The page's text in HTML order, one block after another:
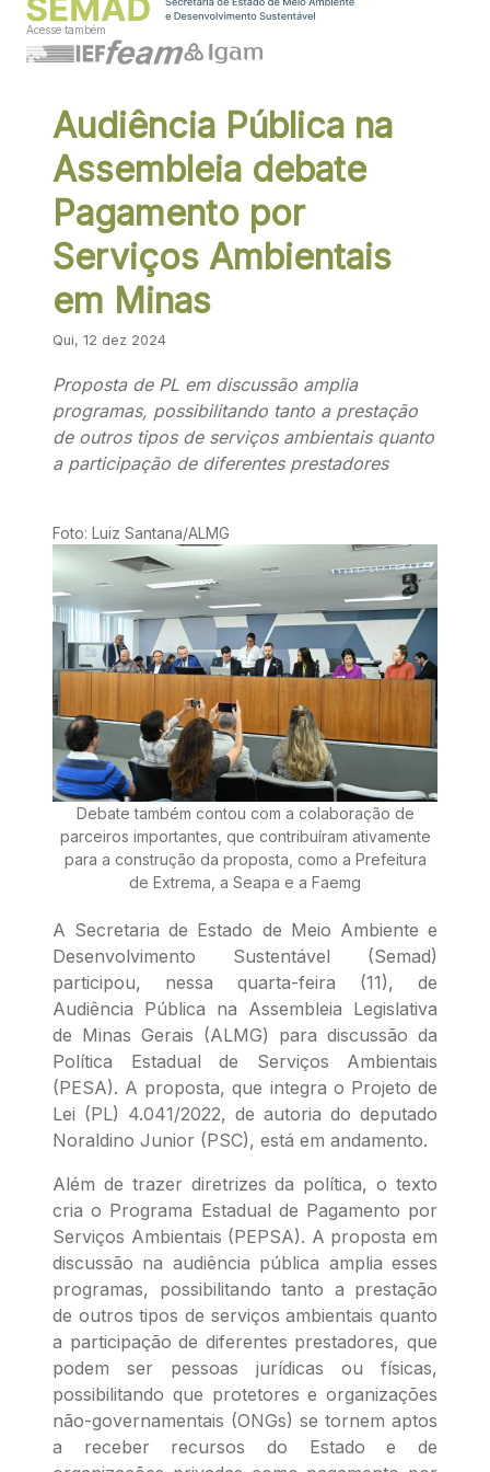
Acesse também
Audiência Pública na
Assembleia debate
Pagamento por
Serviços Ambientais
em Minas
Qui, 12 dez 2024
Proposta de PL em discussão amplia
programas, possibilitando tanto a prestação
de outros tipos de serviços ambientais quanto
a participação de diferentes prestadores
Foto: Luiz Santana/ALMG
Debate também contou com a colaboração de
parceiros importantes, que contribuíram ativamente
para a construção da proposta, como a Prefeitura
de Extrema, a Seapa e a Faemg
A Secretaria de Estado de Meio Ambiente e
Desenvolvimento Sustentável (Semad)
participou, nessa quarta-feira (11), de
Audiência Pública na Assembleia Legislativa
de Minas Gerais (ALMG) para discussão da
Política Estadual de Serviços Ambientais
(PESA). A proposta, que integra o Projeto de
Lei (PL) 4.041/2022, de autoria do deputado
Noraldino Junior (PSC), está em andamento.
Além de trazer diretrizes da política, o texto
cria o Programa Estadual de Pagamento por
Serviços Ambientais (PEPSA). A proposta em
discussão na audiência pública amplia esses
programas, possibilitando tanto a prestação
de outros tipos de serviços ambientais quanto
a participação de diferentes prestadores, que
podem ser pessoas jurídicas ou físicas,
possibilitando que protetores e organizações
não-governamentais (ONGs) se tornem aptos
a receber recursos do Estado e de